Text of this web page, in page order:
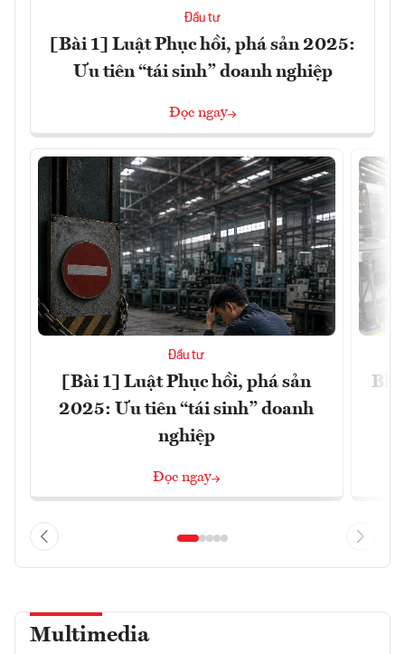
Đầu tư
[Bài 1] Luật Phục hồi, phá sản 2025:
Ưu tiên “tái sinh” doanh nghiệp
Đọc ngay
Đầu tư
[Bài 1] Luật Phục hồi, phá sản
2025: Ưu tiên “tái sinh” doanh
nghiệp
Đọc ngay
Multimedia